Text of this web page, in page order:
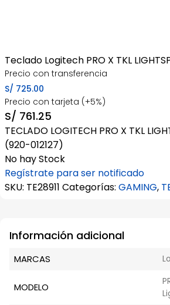
Teclado Logitech PRO X TKL
Precio con transferencia
S/ 725.00
Precio con tarjeta (+5%)
S/ 761.25
TECLADO LOGITECH PRO X TKL
(920-012127)
No hay Stock
Regístrate para ser notificado
SKU: TE28911 Categorías: GAMING,
Información adicional
MARCAS
MODELO